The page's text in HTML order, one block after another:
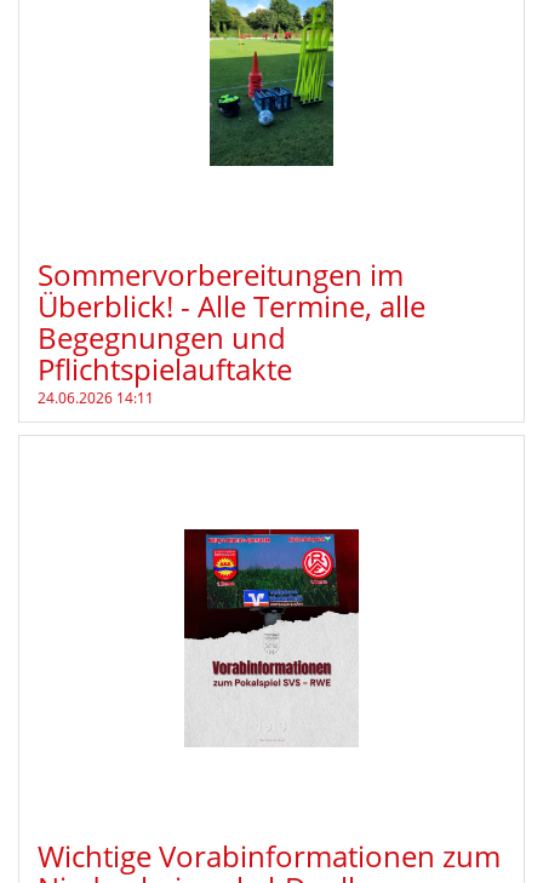
Sommervorbereitungen im
Überblick! - Alle Termine, alle
Begegnungen und
Pflichtspielauftakte
24.06.2026 14:11
Wichtige Vorabinformationen zum